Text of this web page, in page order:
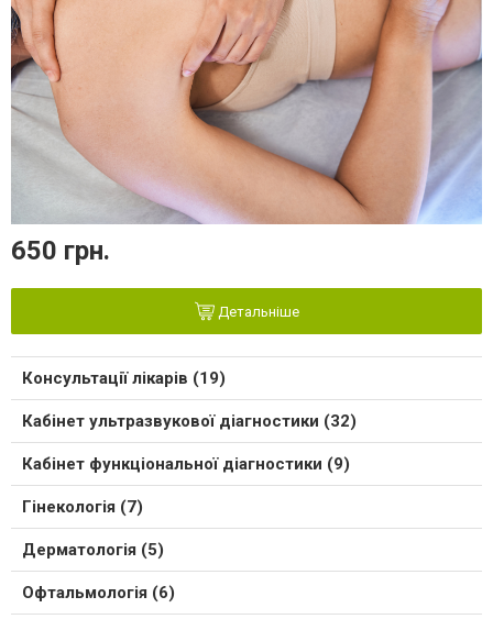
650 грн.
Детальніше
Консультації лікарів (19)
Кабінет ультразвукової діагностики (32)
Кабінет функціональної діагностики (9)
Гінекологія (7)
Дерматологія (5)
Офтальмологія (6)